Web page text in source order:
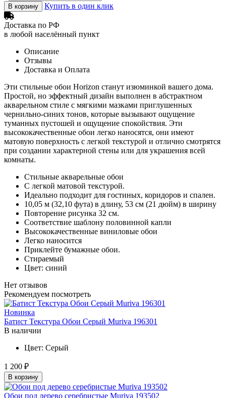
В корзину Купить в один клик
Доставка по РФ
в любой населённый пункт
Описание
Отзывы
Доставка и Оплата
Эти стильные обои Horizon станут изюминкой вашего дома.
Простой, но эффектный дизайн выполнен в абстрактном
акварельном стиле с мягкими мазками приглушенных
чернильно-синих тонов, которые вызывают ощущение
туманных пустошей и ощущение спокойствия. Эти
высококачественные обои легко наносятся, они имеют
матовую поверхность с легкой текстурой и отлично смотрятся
при создании характерной стены или для украшения всей
комнаты.
Стильные акварельные обои
С легкой матовой текстурой.
Идеально подходит для гостиных, коридоров и спален.
10,05 м (32,10 фута) в длину, 53 см (21 дюйм) в ширину
Повторение рисунка 32 см.
Соответствие шаблону половинной капли
Высококачественные виниловые обои
Легко наносится
Приклейте бумажные обои.
Стираемый
Цвет: синий
Нет отзывов
Рекомендуем посмотреть
Новинка
Батист Текстура Обои Серый Muriva 196301
В наличии
Цвет: Серый
1 200 ₽
В корзину
Обои под дерево серебристые Muriva 193502